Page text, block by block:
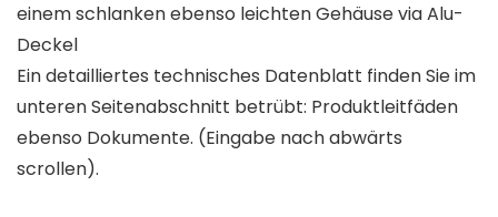
einem schlanken ebenso leichten Gehäuse via Alu-
Deckel
Ein detailliertes technisches Datenblatt finden Sie im
unteren Seitenabschnitt betrübt: Produktleitfäden
ebenso Dokumente. (Eingabe nach abwärts
scrollen).